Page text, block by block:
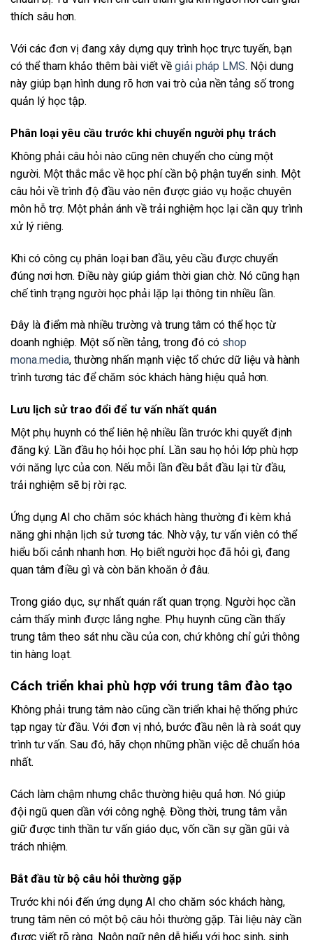
thích sâu hơn.
Với các đơn vị đang xây dựng quy trình học trực tuyến, bạn
có thể tham khảo thêm bài viết về giải pháp LMS. Nội dung
này giúp bạn hình dung rõ hơn vai trò của nền tảng số trong
quản lý học tập.
Phân loại yêu cầu trước khi chuyển người phụ trách
Không phải câu hỏi nào cũng nên chuyển cho cùng một
người. Một thắc mắc về học phí cần bộ phận tuyển sinh. Một
câu hỏi về trình độ đầu vào nên được giáo vụ hoặc chuyên
môn hỗ trợ. Một phản ánh về trải nghiệm học lại cần quy trình
xử lý riêng.
Khi có công cụ phân loại ban đầu, yêu cầu được chuyển
đúng nơi hơn. Điều này giúp giảm thời gian chờ. Nó cũng hạn
chế tình trạng người học phải lặp lại thông tin nhiều lần.
Đây là điểm mà nhiều trường và trung tâm có thể học từ
doanh nghiệp. Một số nền tảng, trong đó có shop
mona.media, thường nhấn mạnh việc tổ chức dữ liệu và hành
trình tương tác để chăm sóc khách hàng hiệu quả hơn.
Lưu lịch sử trao đổi để tư vấn nhất quán
Một phụ huynh có thể liên hệ nhiều lần trước khi quyết định
đăng ký. Lần đầu họ hỏi học phí. Lần sau họ hỏi lớp phù hợp
với năng lực của con. Nếu mỗi lần đều bắt đầu lại từ đầu,
trải nghiệm sẽ bị rời rạc.
Ứng dụng AI cho chăm sóc khách hàng thường đi kèm khả
năng ghi nhận lịch sử tương tác. Nhờ vậy, tư vấn viên có thể
hiểu bối cảnh nhanh hơn. Họ biết người học đã hỏi gì, đang
quan tâm điều gì và còn băn khoăn ở đâu.
Trong giáo dục, sự nhất quán rất quan trọng. Người học cần
cảm thấy mình được lắng nghe. Phụ huynh cũng cần thấy
trung tâm theo sát nhu cầu của con, chứ không chỉ gửi thông
tin hàng loạt.
Cách triển khai phù hợp với trung tâm đào tạo
Không phải trung tâm nào cũng cần triển khai hệ thống phức
tạp ngay từ đầu. Với đơn vị nhỏ, bước đầu nên là rà soát quy
trình tư vấn. Sau đó, hãy chọn những phần việc dễ chuẩn hóa
nhất.
Cách làm chậm nhưng chắc thường hiệu quả hơn. Nó giúp
đội ngũ quen dần với công nghệ. Đồng thời, trung tâm vẫn
giữ được tinh thần tư vấn giáo dục, vốn cần sự gần gũi và
trách nhiệm.
Bắt đầu từ bộ câu hỏi thường gặp
Trước khi nói đến ứng dụng AI cho chăm sóc khách hàng,
trung tâm nên có một bộ câu hỏi thường gặp. Tài liệu này cần
được viết rõ ràng. Ngôn ngữ nên dễ hiểu với học sinh, sinh